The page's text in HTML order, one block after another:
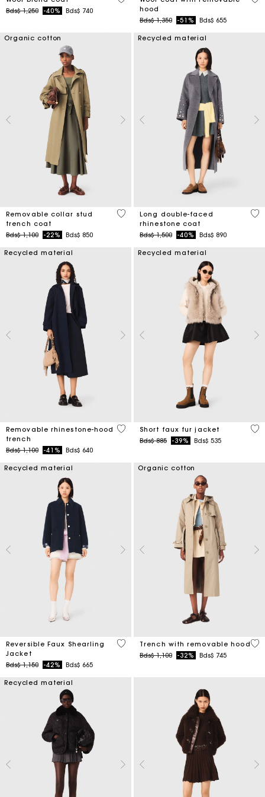
Price reduced from
Bds$ 1,250to-40% Bds$ 740
hood
Price reduced from
Bds$ 1,350to-51% Bds$ 655
Organic cotton
Removable collar stud
trench coat
Price reduced from
Bds$ 1,100to-22% Bds$ 850
5 out of 5 Customer Rating
Recycled material
Long double-faced
rhinestone coat
Price reduced from
Bds$ 1,500to-40% Bds$ 890
3,3
Recycled material
Removable rhinestone-hood
trench
Price reduced from
Bds$ 1,100to-41% Bds$ 640
5 out of 5 Customer Rating
Recycled material
Short faux fur jacket
Price reduced from
Bds$ 885to-39% Bds$ 535
4,5
Recycled material
Reversible Faux Shearling
Jacket
Price reduced from
Bds$ 1,150to-42% Bds$ 665
4,8 out of 5 Customer Rating
Organic cotton
Trench with removable hood
Price reduced from
Bds$ 1,100to-32% Bds$ 745
4,1
Recycled material